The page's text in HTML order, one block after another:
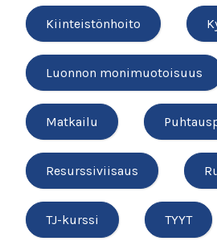
Kiinteistönhoito
Luonnon monimuotoisuus
Matkailu
Resurssiviisaus
TJ-kurssi TYYT